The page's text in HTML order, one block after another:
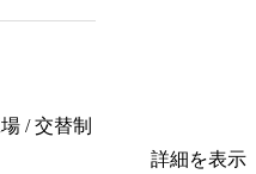
/ 交替制
詳細を表示